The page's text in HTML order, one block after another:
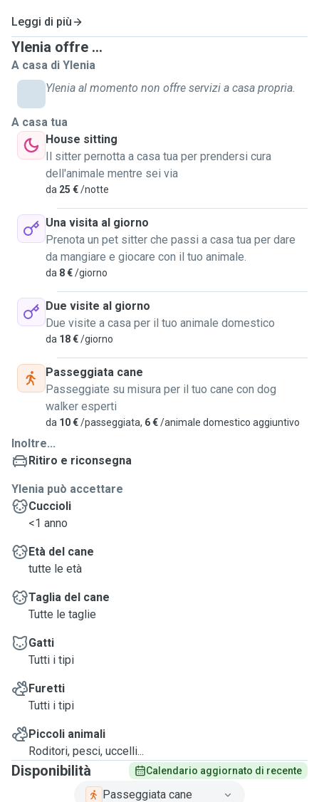
Leggi di più
Ylenia offre ...
A casa di Ylenia
Ylenia al momento non offre servizi a casa propria.
A casa tua
House sitting
Il sitter pernotta a casa tua per prendersi cura
dell'animale mentre sei via
da 25 €/notte
Una visita al giorno
Prenota un pet sitter che passi a casa tua per dare
da mangiare e giocare con il tuo animale.
da 8 €/giorno
Due visite al giorno
Due visite a casa per il tuo animale domestico
da 18 €/giorno
Passeggiata cane
Passeggiate su misura per il tuo cane con dog
walker esperti
da 10 €/passeggiata, 6 €/animale domestico aggiuntivo
Inoltre...
Ritiro e riconsegna
Ylenia può accettare
Cuccioli
<1 anno
Età del cane
tutte le età
Taglia del cane
Tutte le taglie
Gatti
Tutti i tipi
Furetti
Tutti i tipi
Piccoli animali
Roditori, pesci, uccelli...
Disponibilità Calendario aggiornato di recente
Passeggiata cane